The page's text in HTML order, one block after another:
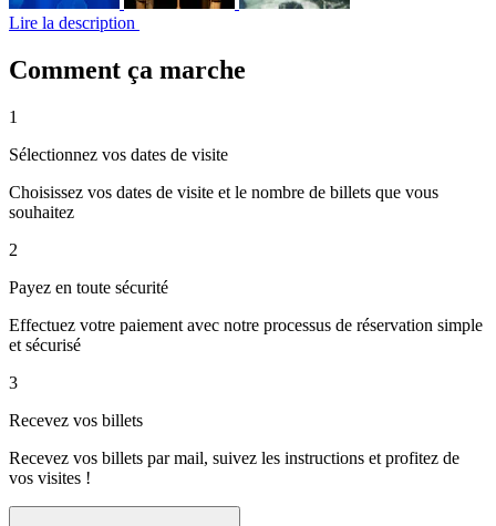
Lire la description
Comment ça marche
1
Sélectionnez vos dates de visite
Choisissez vos dates de visite et le nombre de billets que vous
souhaitez
2
Payez en toute sécurité
Effectuez votre paiement avec notre processus de réservation simple
et sécurisé
3
Recevez vos billets
Recevez vos billets par mail, suivez les instructions et profitez de
vos visites !